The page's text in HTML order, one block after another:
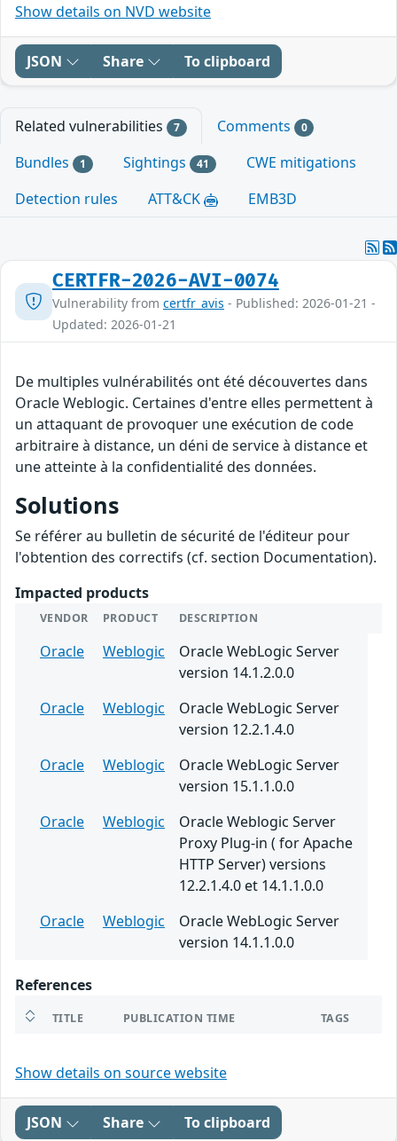
Show details on NVD website
JSON Share To clipboard
Related vulnerabilities 7 Comments 0
Bundles 1 Sightings 41
CWE mitigations
Detection rules
ATT&CK EMB3D
CERTFR-2026-AVI-0074
Vulnerability from certfr_avis - Published: 2026-01-21 -
Updated: 2026-01-21
De multiples vulnérabilités ont été découvertes dans
Oracle Weblogic. Certaines d'entre elles permettent à
un attaquant de provoquer une exécution de code
arbitraire à distance, un déni de service à distance et
une atteinte à la confidentialité des données.
Solutions
Se référer au bulletin de sécurité de l'éditeur pour
l'obtention des correctifs (cf. section Documentation).
Impacted products
VENDOR PRODUCT DESCRIPTION
Oracle Weblogic
Oracle WebLogic Server
version 14.1.2.0.0
Oracle
Weblogic
Oracle WebLogic Server
version 12.2.1.4.0
Oracle
Weblogic
Oracle WebLogic Server
version 15.1.1.0.0
Oracle
Weblogic
Oracle Weblogic Server
Proxy Plug-in ( for Apache
HTTP Server) versions
12.2.1.4.0 et 14.1.1.0.0
Oracle
Weblogic
Oracle WebLogic Server
version 14.1.1.0.0
References
TITLE PUBLICATION TIME TAGS
Show details on source website
JSON Share To clipboard